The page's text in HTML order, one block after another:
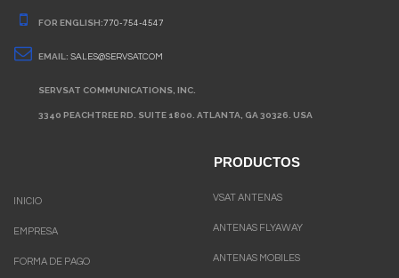
FOR ENGLISH:770-754-4547
EMAIL: SALES@SERVSAT.COM
SERVSAT COMMUNICATIONS, INC.
3340 PEACHTREE RD. SUITE 1800. ATLANTA, GA 30326. USA
INICIO
EMPRESA
FORMA DE PAGO
PRODUCTOS
VSAT ANTENAS
ANTENAS FLYAWAY
ANTENAS MOBILES